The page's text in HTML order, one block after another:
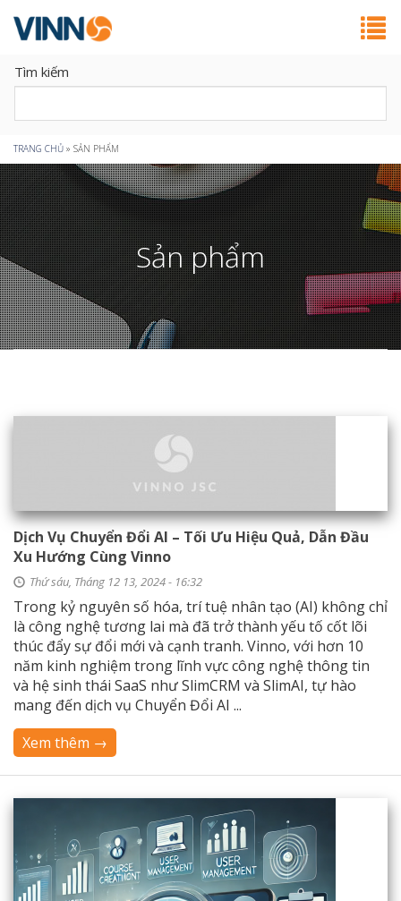
Tìm kiếm
Bạn
đang
ở
đây
TRANG CHỦ » SẢN PHẨM
Sản phẩm
Dịch Vụ Chuyển Đổi AI – Tối Ưu Hiệu Quả, Dẫn Đầu
Xu Hướng Cùng Vinno
Thứ sáu, Tháng 12 13, 2024 - 16:32
Trong kỷ nguyên số hóa, trí tuệ nhân tạo (AI) không chỉ
là công nghệ tương lai mà đã trở thành yếu tố cốt lõi
thúc đẩy sự đổi mới và cạnh tranh. Vinno, với hơn 10
năm kinh nghiệm trong lĩnh vực công nghệ thông tin
và hệ sinh thái SaaS như SlimCRM và SlimAI, tự hào
mang đến dịch vụ Chuyển Đổi AI ...
Xem thêm →